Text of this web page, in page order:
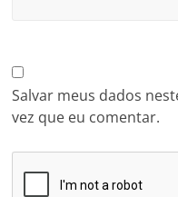
Salvar meus dados
vez que eu comentar.